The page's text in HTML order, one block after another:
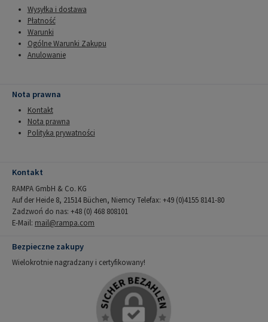
Wysyłka i dostawa
Płatność
Warunki
Ogólne Warunki Zakupu
Anulowanie
Nota prawna
Kontakt
Nota prawna
Polityka prywatności
Kontakt
RAMPA GmbH & Co. KG
Auf der Heide 8, 21514 Büchen, Niemcy Telefax: +49 (0)4155 8141-80
Zadzwoń do nas: +48 (0) 468 808101
E-Mail: mail@rampa.com
Bezpieczne zakupy
Wielokrotnie nagradzany i certyfikowany!